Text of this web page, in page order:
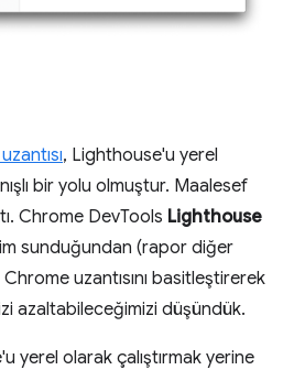
, Lighthouse'u yerel
bir yolu olmuştur. Maalesef
Chrome DevTools Lighthouse
sunduğundan (rapor diğer
uzantısını basitleştirerek
azaltabileceğimizi düşündük.
yerel olarak çalıştırmak yerine